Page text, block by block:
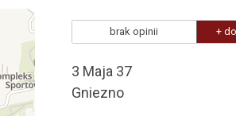
brak opinii +
3 Maja 37
Gniezno